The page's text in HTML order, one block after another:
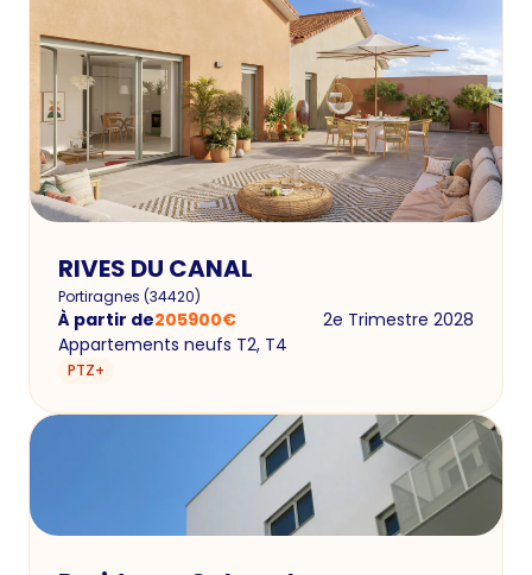
RIVES DU CANAL
Portiragnes (34420)
À partir de205900€
2e Trimestre 2028
Appartements neufs T2, T4
PTZ+